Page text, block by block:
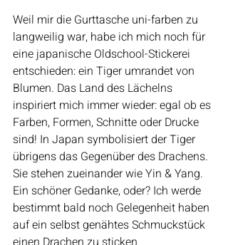
Weil mir die Gurttasche uni-farben zu
langweilig war, habe ich mich noch für
eine japanische Oldschool-Stickerei
entschieden: ein Tiger umrandet von
Blumen. Das Land des Lächelns
inspiriert mich immer wieder: egal ob es
Farben, Formen, Schnitte oder Drucke
sind! In Japan symbolisiert der Tiger
übrigens das Gegenüber des Drachens.
Sie stehen zueinander wie Yin & Yang.
Ein schöner Gedanke, oder? Ich werde
bestimmt bald noch Gelegenheit haben
auf ein selbst genähtes Schmuckstück